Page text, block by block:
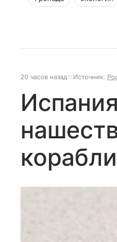
20 часов назад Источник: